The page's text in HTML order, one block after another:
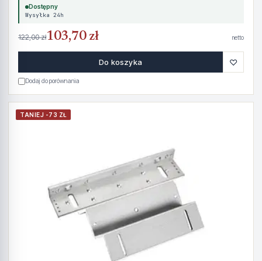
Dostępny
Wysyłka 24h
122,00 zł103,70 zł netto
Do koszyka ♡
Dodaj do porównania
TANIEJ -73 ZŁ